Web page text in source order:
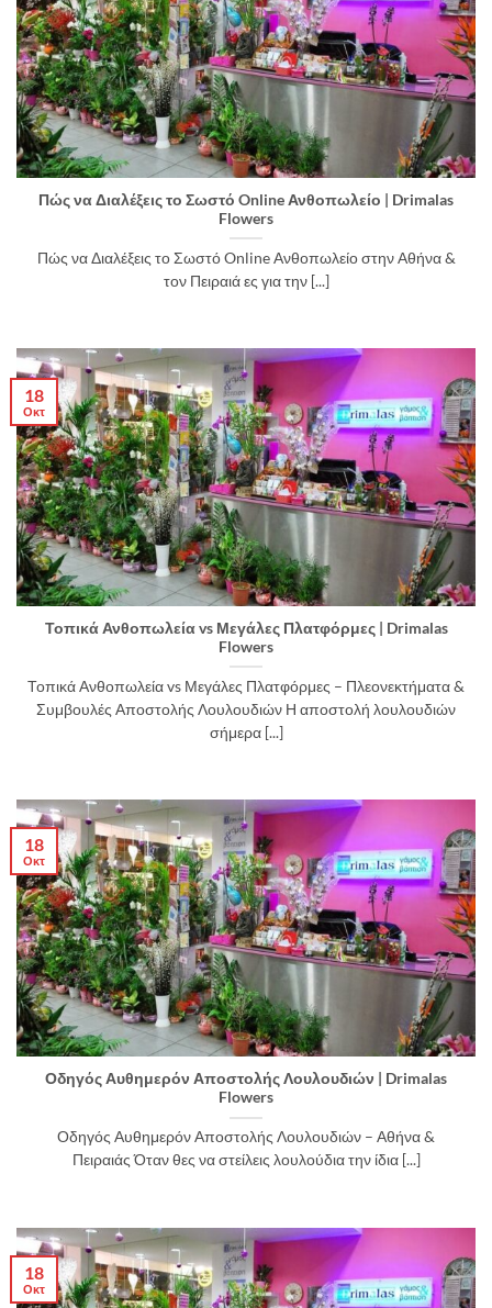
Πώς να Διαλέξεις το Σωστό Online Ανθοπωλείο | Drimalas
Flowers
Πώς να Διαλέξεις το Σωστό Online Ανθοπωλείο στην Αθήνα &
τον Πειραιά ες για την [...]
Τοπικά Ανθοπωλεία vs Μεγάλες Πλατφόρμες | Drimalas
Flowers
Τοπικά Ανθοπωλεία vs Μεγάλες Πλατφόρμες – Πλεονεκτήματα &
Συμβουλές Αποστολής Λουλουδιών Η αποστολή λουλουδιών
σήμερα [...]
18
Οκτ
Οδηγός Αυθημερόν Αποστολής Λουλουδιών | Drimalas
Flowers
Οδηγός Αυθημερόν Αποστολής Λουλουδιών – Αθήνα &
Πειραιάς Όταν θες να στείλεις λουλούδια την ίδια [...]
18
Οκτ
18
Οκτ